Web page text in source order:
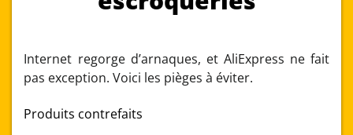
Internet regorge d’arnaques, et AliExpress ne fait
pas exception. Voici les pièges à éviter.
Produits contrefaits